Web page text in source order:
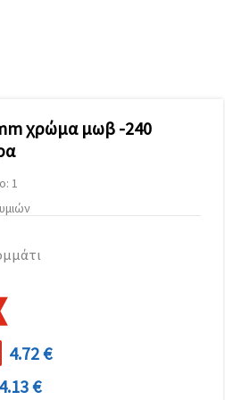
χρώμα μωβ -240
1
4.72 €
4.13 €